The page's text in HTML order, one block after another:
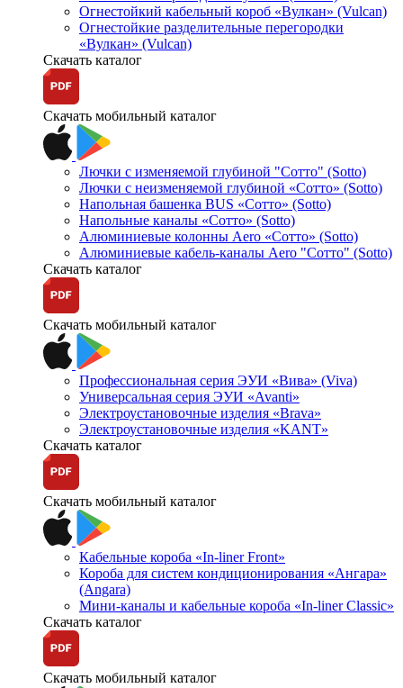
Огнестойкий кабельный короб «Вулкан» (Vulcan)
Огнестойкие разделительные перегородки
«Вулкан» (Vulcan)
Скачать каталог
Скачать мобильный каталог
Лючки с изменяемой глубиной "Сотто" (Sotto)
Лючки с неизменяемой глубиной «Сотто» (Sotto)
Напольная башенка BUS «Сотто» (Sotto)
Напольные каналы «Сотто» (Sotto)
Алюминиевые колонны Aero «Сотто» (Sotto)
Алюминиевые кабель-каналы Aero "Сотто" (Sotto)
Скачать каталог
Скачать мобильный каталог
Профессиональная серия ЭУИ «Вива» (Viva)
Универсальная серия ЭУИ «Avanti»
Электроустановочные изделия «Brava»
Электроустановочные изделия «KANT»
Скачать каталог
Скачать мобильный каталог
Кабельные короба «In-liner Front»
Короба для систем кондиционирования «Ангара»
(Angara)
Мини-каналы и кабельные короба «In-liner Classic»
Скачать каталог
Скачать мобильный каталог